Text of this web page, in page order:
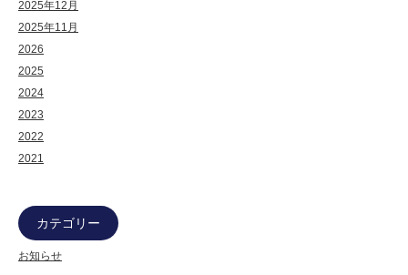
2025年12月
2025年11月
2026
2025
2024
2023
2022
2021
カテゴリー
お知らせ